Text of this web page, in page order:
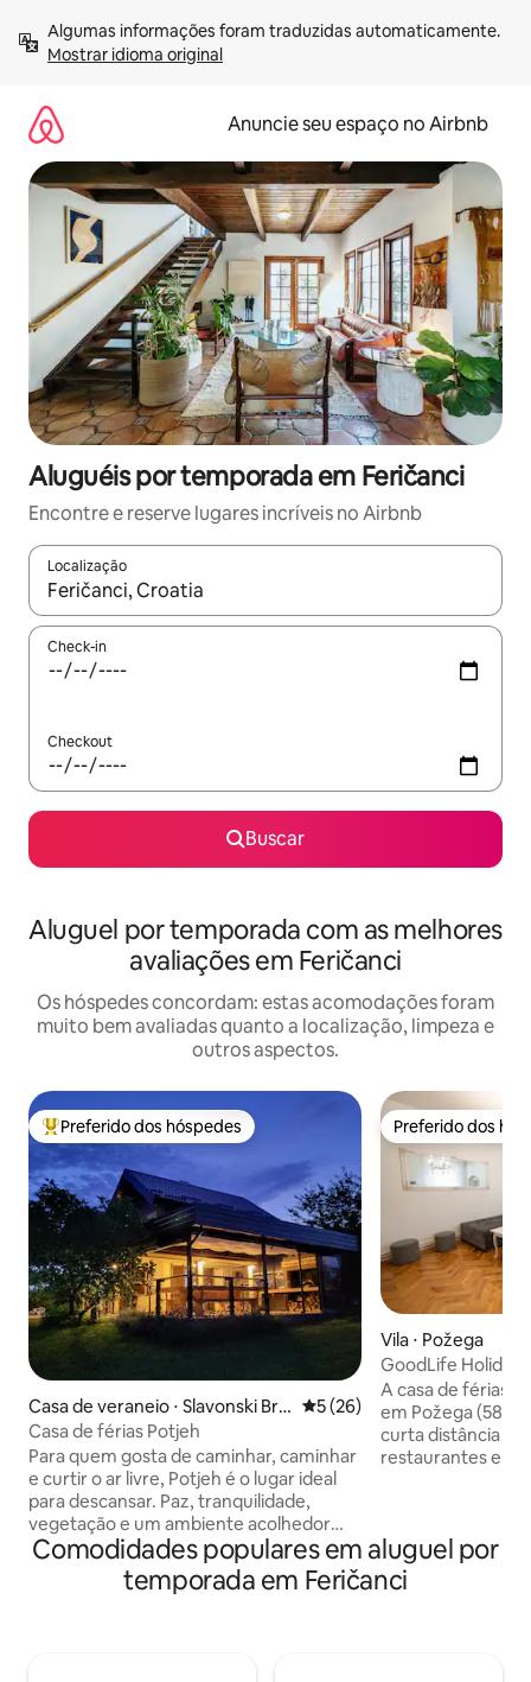
para
Mostrar idioma original
Anuncie seu espaço no Airbnb
Aluguéis por temporada em Feričanci
Encontre e reserve lugares incríveis no Airbnb
Localização
Quando os resultados estiverem disponíveis, explore-os
Check-in
Checkout
Buscar
Aluguel por temporada com as melhores
avaliações em Feričanci
Os hóspedes concordam: estas acomodações foram
muito bem avaliadas quanto a localização, limpeza e
outros aspectos.
Entre os melhores preferidos dos hóspedes
Preferido dos hóspedes
Casa de veraneio ⋅ Slavonski Bro
d
5 de uma avaliação média
5 (26)
Casa de férias Potjeh
Para quem gosta de caminhar, caminhar
e curtir o ar livre, Potjeh é o lugar ideal
para descansar. Paz, tranquilidade,
vegetação e um ambiente acolhedor
permitirão que todos os hóspedes
80m2 com terraço aquecido (no
Preferido dos
Preferido dos
Vila ⋅ Požega
GoodLife Holiday
amigos
A casa de férias
em Požega (580
curta distância de
restaurantes e
(170 km). Os hóspedes têm à sua
disposição uma
preparar
Comodidades populares em aluguel por
temporada em Feričanci